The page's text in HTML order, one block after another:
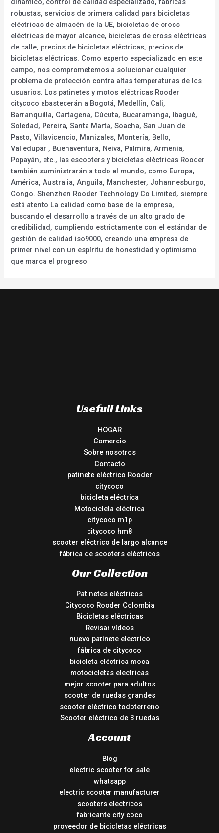
dinámico, control de calidad especializado, fábricas
robustas, servicios de primera calidad para bicicletas
eléctricas de almacén de la UE, bicicletas de cross
eléctricas de mayor alcance, bicicletas de cross eléctricas
de calle, precios de bicicletas eléctricas, precios de
bicicletas eléctricas. Como experto especializado en este
campo, nos comprometemos a solucionar cualquier
problema de protección contra altas temperaturas de los
usuarios. Los patinetes y motos eléctricas Rooder
citycoco abastecerán a Bogotá, Medellín, Cali,
Barranquilla, Cartagena, Cúcuta, Bucaramanga, Ibagué,
Soledad, Pereira, Santa Marta, Soacha, San Juan de
Pasto, Villavicencio, Manizales, Montería, Bello,
Valledupar , Buenaventura, Neiva, Palmira, Armenia,
Popayán, etc., las escooters y bicicletas eléctricas Rooder
también suministrarán a todo el mundo, como Europa,
América, Australia, Anguila, Manchester, Johannesburgo,
Congo. Shenzhen Rooder Technology Co Limited, siempre
está atento La calidad como base de la empresa,
buscando el desarrollo a través de un alto grado de
credibilidad, cumpliendo estrictamente con el estándar de
gestión de calidad iso9000, creando una empresa de
primer nivel con un espíritu de honestidad y optimismo
que marca el progreso.
Usefull Links
HOGAR
Comercio
Sobre nosotros
Contacto
patinete eléctrico Rooder
citycoco
bicicleta eléctrica
Motocicleta eléctrica
citycoco m1p
citycoco hm8
scooter eléctrico de largo alcance
fábrica de scooters eléctricos
Our Collection
Patinetes eléctricos
Citycoco Rooder Colombia
Bicicletas eléctricas
Revisar vídeos
nuevo patinete electrico
fábrica de citycoco
bicicleta eléctrica moca
motocicletas electricas
mejor scooter para adultos
scooter de ruedas grandes
scooter eléctrico todoterreno
Scooter eléctrico de 3 ruedas
Account
Blog
electric scooter for sale
whatsapp
electric scooter manufacturer
scooters electricos
fabricante city coco
proveedor de bicicletas eléctricas